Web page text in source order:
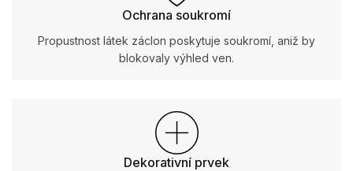
Ochrana soukromí
Propustnost látek záclon poskytuje soukromí, aniž by
blokovaly výhled ven.
Dekorativní prvek